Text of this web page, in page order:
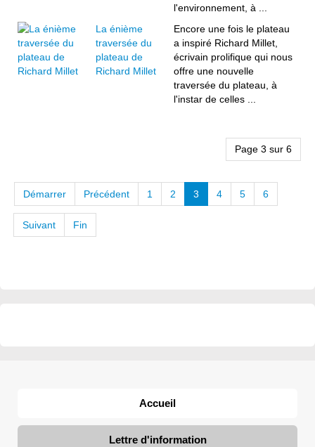
l'environnement, à ...
La énième
traversée du
plateau de
Richard Millet
Encore une fois le plateau
a inspiré Richard Millet,
écrivain prolifique qui nous
offre une nouvelle
traversée du plateau, à
l'instar de celles ...
Page 3 sur 6
Démarrer Précédent 1 2 3 4 5 6
Suivant Fin
Accueil
Lettre d'information